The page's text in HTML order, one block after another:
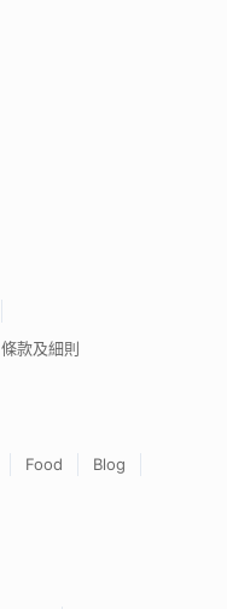
條款及細則
Food
Blog